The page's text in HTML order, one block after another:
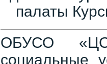
палаты
ОБУСО
социальные